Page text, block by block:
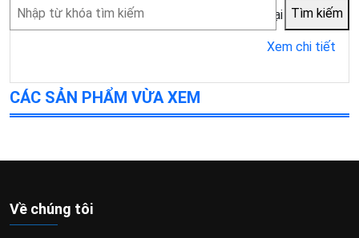
Video máy ép rọ đá Video giới máy ép rọ đá tại nhà máy
Xem chi tiết
Tìm
kiếm
Tìm kiếm
CÁC SẢN PHẨM VỪA XEM
Về chúng tôi